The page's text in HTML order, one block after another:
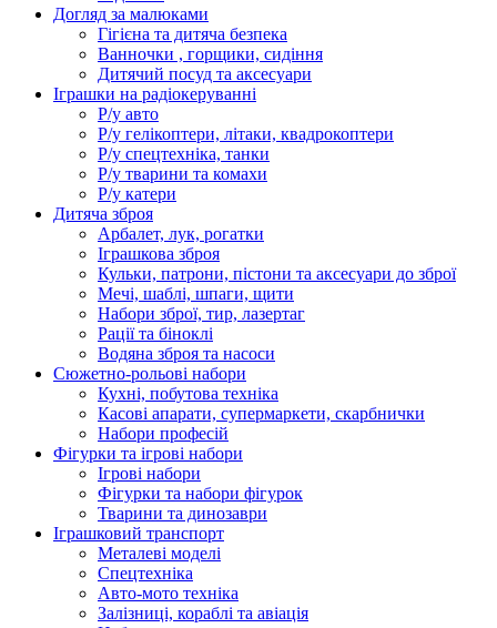
Догляд за малюками
Гігієна та дитяча безпека
Ванночки , горщики, сидіння
Дитячий посуд та аксесуари
Іграшки на радіокеруванні
Р/у авто
Р/у гелікоптери, літаки, квадрокоптери
Р/у спецтехніка, танки
Р/у тварини та комахи
Р/у катери
Дитяча зброя
Арбалет, лук, рогатки
Іграшкова зброя
Кульки, патрони, пістони та аксесуари до зброї
Мечі, шаблі, шпаги, щити
Набори зброї, тир, лазертаг
Рації та біноклі
Водяна зброя та насоси
Сюжетно-рольові набори
Кухні, побутова техніка
Касові апарати, супермаркети, скарбнички
Набори професій
Фігурки та ігрові набори
Ігрові набори
Фігурки та набори фігурок
Тварини та динозаври
Іграшковий транспорт
Металеві моделі
Спецтехніка
Авто-мото техніка
Залізниці, кораблі та авіація